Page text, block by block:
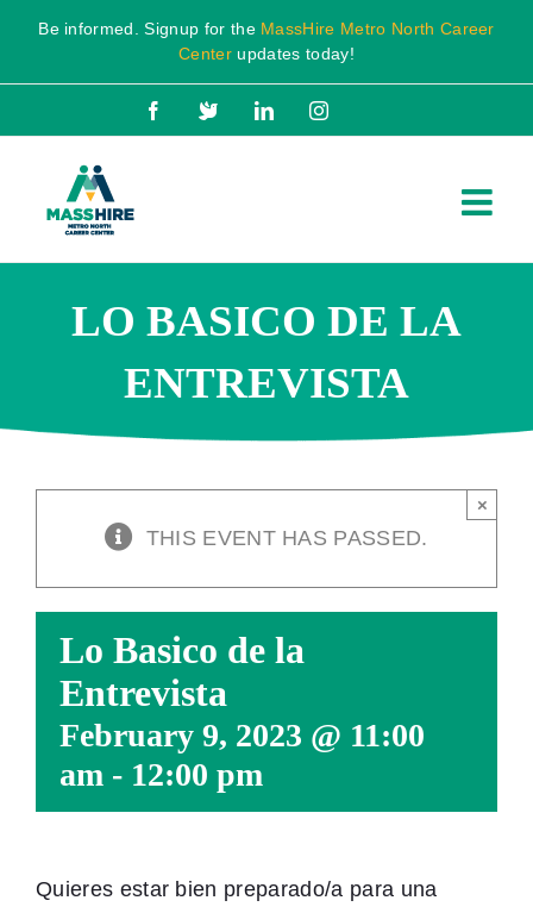
Skip
content
Be informed. Signup for the MassHire Metro North Career
Center updates today!
Facebook
X LinkedInInstagram
LO BASICO DE LA
ENTREVISTA
THIS EVENT HAS PASSED.
×
Lo Basico de la
Entrevista
February 9, 2023 @ 11:00
am - 12:00 pm
Quieres estar bien preparado/a para una